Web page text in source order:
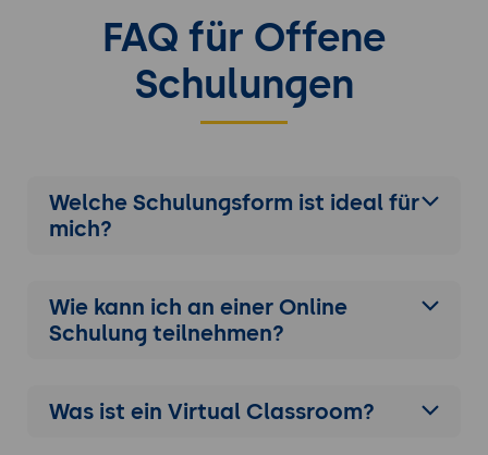
FAQ für Offene
Schulungen
Welche Schulungsform ist ideal für
mich?
Wie kann ich an einer Online
Schulung teilnehmen?
Was ist ein Virtual Classroom?